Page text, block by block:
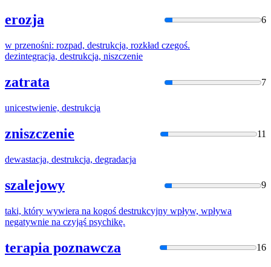
erozja 6
w przenośni: rozpad, destrukcja, rozkład czegoś.
dezintegracja, destrukcja, niszczenie
zatrata 7
unicestwienie, destrukcja
zniszczenie 11
dewastacja, destrukcja, degradacja
szalejowy 9
taki, który wywiera na kogoś destrukcyjny wpływ, wpływa
negatywnie na czyjąś psychikę.
terapia poznawcza 16